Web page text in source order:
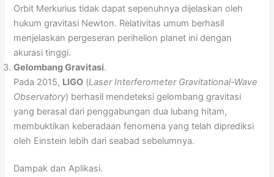
Orbit Merkurius tidak dapat sepenuhnya dijelaskan oleh
hukum gravitasi Newton. Relativitas umum berhasil
menjelaskan pergeseran perihelion planet ini dengan
akurasi tinggi.
Gelombang Gravitasi.
Pada 2015, LIGO (Laser Interferometer Gravitational-Wave
Observatory) berhasil mendeteksi gelombang gravitasi
yang berasal dari penggabungan dua lubang hitam,
membuktikan keberadaan fenomena yang telah diprediksi
oleh Einstein lebih dari seabad sebelumnya.
Dampak dan Aplikasi.